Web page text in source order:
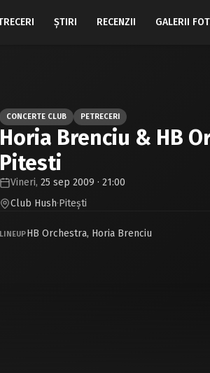
ŞTIRI RECENZII GALERII
CONCERTE CLUB PETRECERI
Horia Brenciu & HB
Pitesti
Vineri, 25 sep 2009 · 21:00
Club Hush·Piteşti
LINEUPHB Orchestra, Horia Brenciu